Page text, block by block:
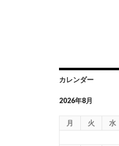
カレンダー
2026年8月
月 火 水